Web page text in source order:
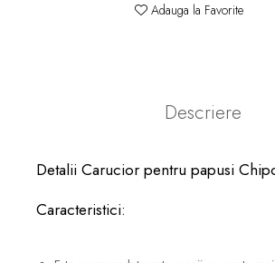
Adauga la Favorite
Descriere
Detalii Carucior pentru papusi
Caracteristici: